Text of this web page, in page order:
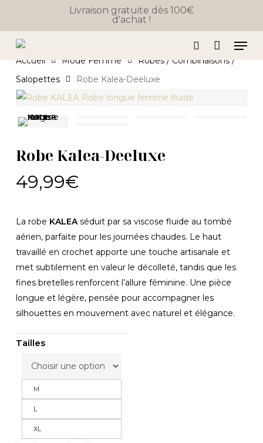
main
Livraison gratuite dès 100€
d'achat !
search
Accueil Mode Femme
Robes / Combinaisons /
Salopettes
Robe Kalea-Deeluxe
Robe Kalea-Deeluxe
49,99€
La robe KALEAséduit par sa viscose fluide au tombé
aérien, parfaite pour les journées chaudes. Le haut
travaillé en crochet apporte une touche artisanale et
met subtilement en valeur le décolleté, tandis que les
fines bretelles renforcent l’allure féminine. Une pièce
longue et légère, pensée pour accompagner les
silhouettes en mouvement avec naturel et élégance.
Tailles
M
L
XL